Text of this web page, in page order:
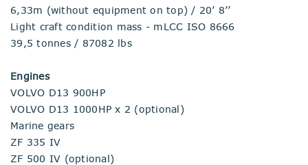
6,33m (without equipment on top) / 20’ 8’’
Light craft condition mass - mLCC ISO 8666
39,5 tonnes / 87082 lbs
Engines
VOLVO D13 900HP
VOLVO D13 1000HP x 2 (optional)
Marine gears
ZF 335 IV
ZF 500 IV (optional)